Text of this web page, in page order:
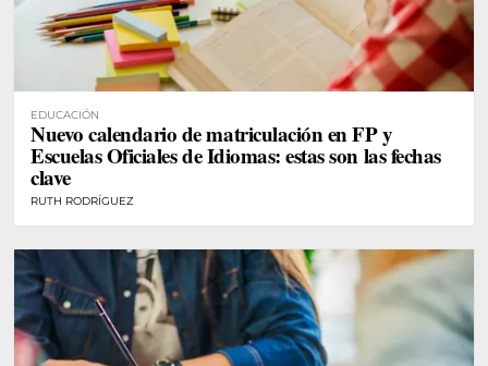
EDUCACIÓN
Nuevo calendario de matriculación en FP y
Escuelas Oficiales de Idiomas: estas son las fechas
clave
RUTH RODRÍGUEZ